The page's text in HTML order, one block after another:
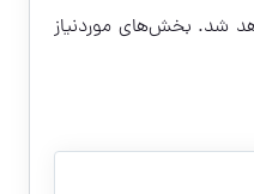
شد. بخش‌های موردنیاز